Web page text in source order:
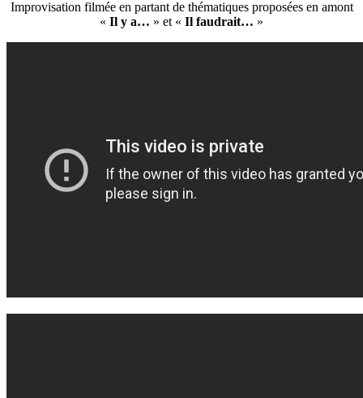
Improvisation filmée en partant de thématiques proposées en amont
« Il y a… » et « Il faudrait… »